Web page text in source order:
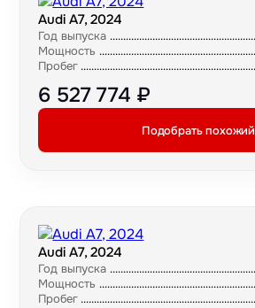
Audi A7, 2024
Год выпуска
Мощность
Пробег
6 527 774 ₽
Подобрать похожий
Audi A7, 2024
Год выпуска
Мощность
Пробег